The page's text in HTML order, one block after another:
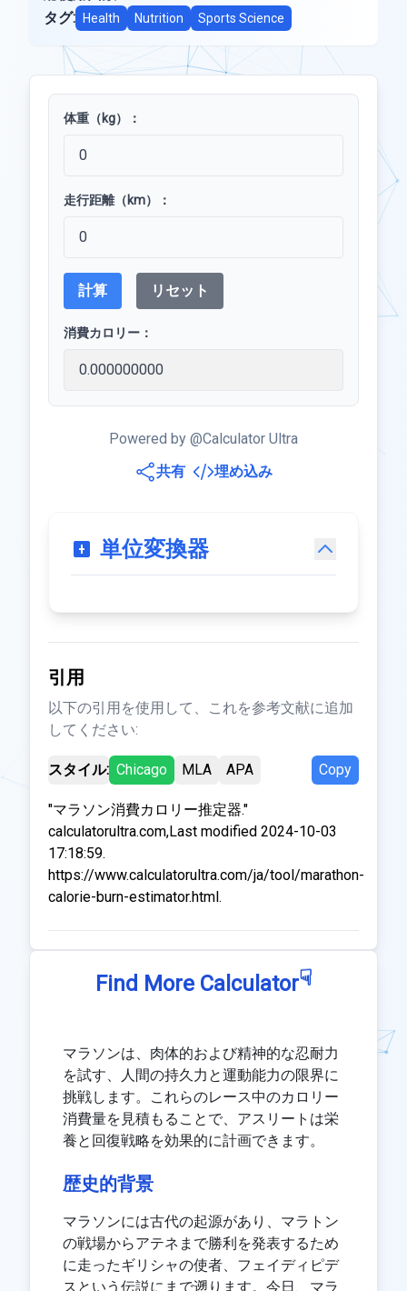
タグ:
Health Nutrition Sports Science
体重（kg）：
走行距離（km）：
計算 リセット
消費カロリー：
Powered by @Calculator Ultra
共有
埋め込み
単位変換器
引用
以下の引用を使用して、これを参考文献に追加
してください:
スタイル: Chicago MLA APA Copy
"マラソン消費カロリー推定器."
calculatorultra.com,Last modified 2024-10-03
17:18:59.
https://www.calculatorultra.com/ja/tool/marathon-
calorie-burn-estimator.html.
Find More Calculator☟
マラソンは、肉体的および精神的な忍耐力
を試す、人間の持久力と運動能力の限界に
挑戦します。これらのレース中のカロリー
消費量を見積もることで、アスリートは栄
養と回復戦略を効果的に計画できます。
歴史的背景
マラソンには古代の起源があり、マラトン
の戦場からアテネまで勝利を発表するため
に走ったギリシャの使者、フェイディピデ
スという伝説にまで遡ります。今日、マラ